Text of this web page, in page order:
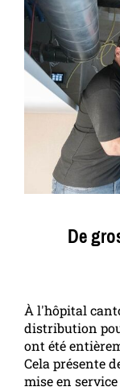
De
À l'hôpital
distribution
ont été
Cela présente
mise en